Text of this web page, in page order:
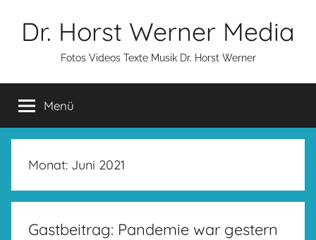
InhaltDr. Horst Werner Media
Fotos Videos Texte Musik Dr. Horst Werner
Menü
Monat: Juni 2021
Gastbeitrag: Pandemie war gestern